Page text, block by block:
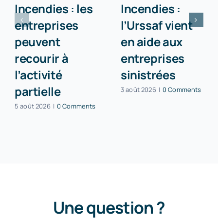
Incendies : les
entreprises
peuvent
recourir à
l’activité
partielle
5 août 2026 | 0 Comments
Incendies :
l’Urssaf vient
en aide aux
entreprises
sinistrées
3 août 2026 | 0 Comments
Une question ?